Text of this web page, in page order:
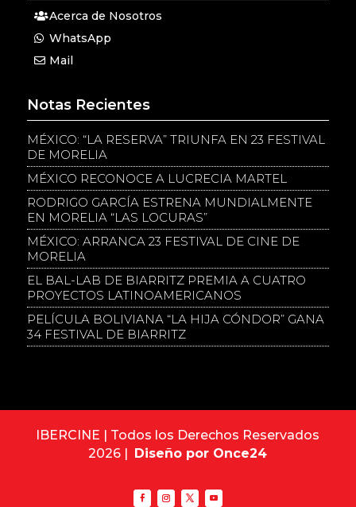
Acerca de Nosotros
WhatsApp
Mail
Notas Recientes
MÉXICO: “LA RESERVA” TRIUNFA EN 23 FESTIVAL
DE MORELIA
MÉXICO RECONOCE A LUCRECIA MARTEL
RODRIGO GARCÍA ESTRENA MUNDIALMENTE
EN MORELIA “LAS LOCURAS”
MÉXICO: ARRANCA 23 FESTIVAL DE CINE DE
MORELIA
EL BAL-LAB DE BIARRITZ PREMIA A CUATRO
PROYECTOS LATINOAMERICANOS
PELÍCULA BOLIVIANA “LA HIJA CÓNDOR” GANA
34 FESTIVAL DE BIARRITZ
IBERCINE | Todos los Derechos Reservados
2026 |
Diseño por Once24